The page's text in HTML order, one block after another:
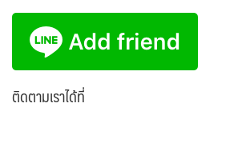
ติดตามเราได้ที่